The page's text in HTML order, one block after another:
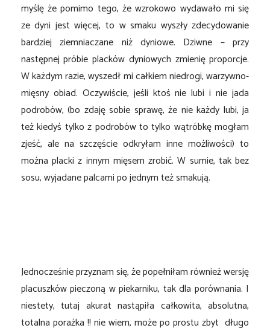
myślę że pomimo tego, że wzrokowo wydawało mi się
ze dyni jest więcej, to w smaku wyszły zdecydowanie
bardziej ziemniaczane niż dyniowe. Dziwne – przy
następnej próbie placków dyniowych zmienię proporcje.
W każdym razie, wyszedł mi całkiem niedrogi, warzywno-
mięsny obiad. Oczywiście, jeśli ktoś nie lubi i nie jada
podrobów, (bo zdaję sobie sprawę, że nie każdy lubi, ja
też kiedyś tylko z podrobów to tylko wątróbkę mogłam
zjeść, ale na szczęście odkryłam inne możliwości) to
można placki z innym mięsem zrobić. W sumie, tak bez
sosu, wyjadane palcami po jednym też smakują.
Jednocześnie przyznam się, że popełniłam również wersję
placuszków pieczoną w piekarniku, tak dla porównania. I
niestety, tutaj akurat nastąpiła całkowita, absolutna,
totalna porażka !! nie wiem, może po prostu zbyt długo